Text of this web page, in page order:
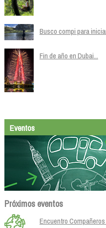
Busco compi para
Fin de año en Dubai...
Eventos
Próximos eventos
Encuentro